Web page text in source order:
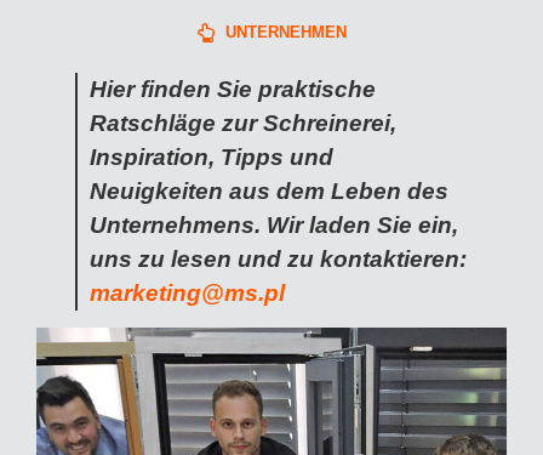
UNTERNEHMEN
Hier finden Sie praktische
Ratschläge zur Schreinerei,
Inspiration, Tipps und
Neuigkeiten aus dem Leben des
Unternehmens. Wir laden Sie ein,
uns zu lesen und zu kontaktieren:
marketing@ms.pl